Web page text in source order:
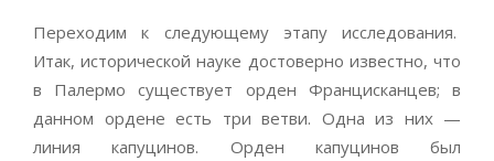
Переходим к следующему этапу исследования.
Итак, исторической науке достоверно известно, что
в Палермо существует орден Францисканцев; в
данном ордене есть три ветви. Одна из них —
линия капуцинов. Орден капуцинов был